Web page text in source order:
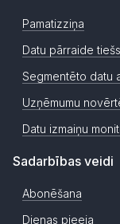
Pamatizziņa
Datu pārraide
Segmentēto datu
Uzņēmumu
Datu izmaiņu
Sadarbības veidi
Abonēšana
Dienas pieeja